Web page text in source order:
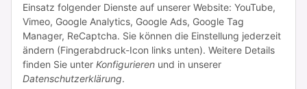
Einsatz folgender Dienste auf unserer Website: YouTube,
Vimeo, Google Analytics, Google Ads, Google Tag
Manager, ReCaptcha. Sie können die Einstellung jederzeit
ändern (Fingerabdruck-Icon links unten). Weitere Details
finden Sie unter Konfigurieren und in unserer
Datenschutzerklärung.
Zahlung & Versand